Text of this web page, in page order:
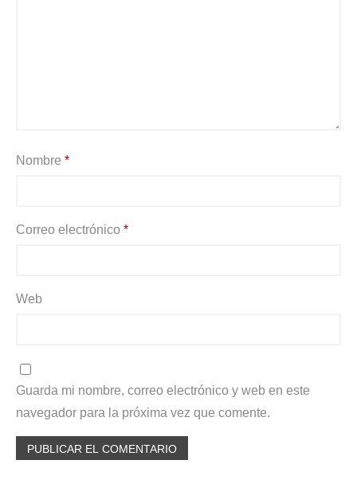
Nombre *
Correo electrónico *
Web
Guarda mi nombre, correo electrónico y web en este
navegador para la próxima vez que comente.